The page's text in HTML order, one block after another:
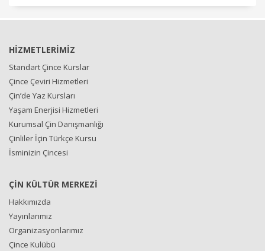
HİZMETLERİMİZ
Standart Çince Kurslar
Çince Çeviri Hizmetleri
Çin’de Yaz Kursları
Yaşam Enerjisi Hizmetleri
Kurumsal Çin Danışmanlığı
Çinliler İçin Türkçe Kursu
İsminizin Çincesi
ÇİN KÜLTÜR MERKEZİ
Hakkımızda
Yayınlarımız
Organizasyonlarımız
Çince Kulübü